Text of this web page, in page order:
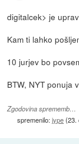
digitalcek> je
Kam ti lahko
10 jurjev bo
BTW, NYT ponuja
Zgodovina sprememb…
spremenilo:jype(23.